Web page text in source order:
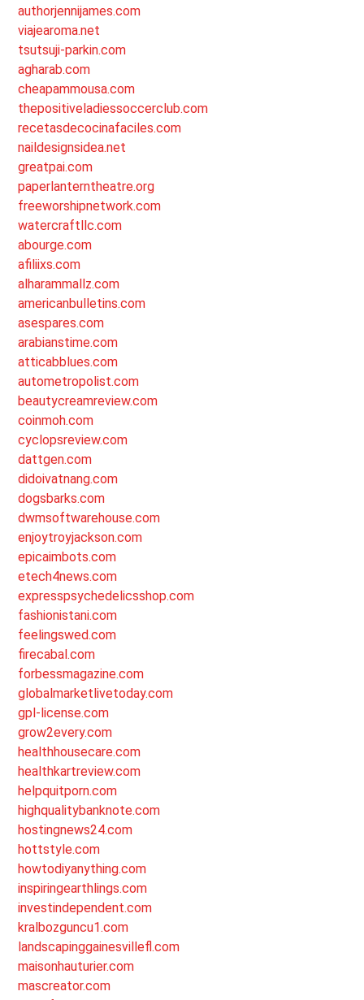
authorjennijames.com
viajearoma.net
tsutsuji-parkin.com
agharab.com
cheapammousa.com
thepositiveladiessoccerclub.com
recetasdecocinafaciles.com
naildesignsidea.net
greatpai.com
paperlanterntheatre.org
freeworshipnetwork.com
watercraftllc.com
abourge.com
afiliixs.com
alharammallz.com
americanbulletins.com
asespares.com
arabianstime.com
atticabblues.com
autometropolist.com
beautycreamreview.com
coinmoh.com
cyclopsreview.com
dattgen.com
didoivatnang.com
dogsbarks.com
dwmsoftwarehouse.com
enjoytroyjackson.com
epicaimbots.com
etech4news.com
expresspsychedelicsshop.com
fashionistani.com
feelingswed.com
firecabal.com
forbessmagazine.com
globalmarketlivetoday.com
gpl-license.com
grow2every.com
healthhousecare.com
healthkartreview.com
helpquitporn.com
highqualitybanknote.com
hostingnews24.com
hottstyle.com
howtodiyanything.com
inspiringearthlings.com
investindependent.com
kralbozguncu1.com
landscapinggainesvillefl.com
maisonhauturier.com
mascreator.com